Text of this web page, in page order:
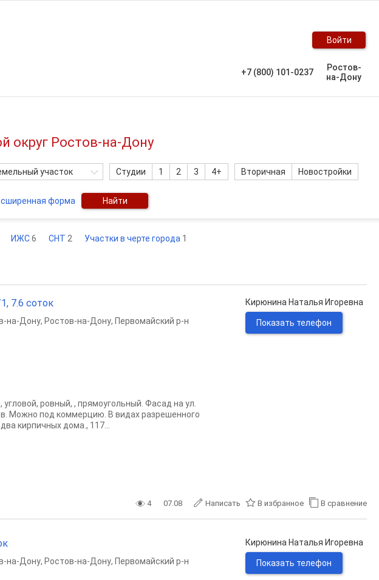
Войти
+7 (800) 101-0237
Ростов-
на-Дону
округ Ростов-на-Дону
участок Студии 1 2 3 4+ Вторичная Новостройки
форма Найти
ИЖС6 СНТ 2 Участки в черте города 1
7.6 соток
на-Дону, Ростов-на-Дону, Первомайский р-н
ровный, , прямоугольный. Фасад на ул.
Можно под коммерцию. В видах разрешенного
кирпичных дома., 117...
Кирюнина Наталья Игоревна
Показать телефон
4 07.08 Написать В избранное В сравнение
на-Дону, Ростов-на-Дону, Первомайский р-н
Кирюнина Наталья Игоревна
Показать телефон